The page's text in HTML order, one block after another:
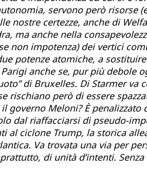
servono però risorse
nostre certezze, anche di
ma anche nella
non impotenza) dei vertici
potenze atomiche, a
anche se, pur più debole
di Bruxelles. Di Starmer va
rischiano però di essere
Meloni? È
dal riaffacciarsi di pseudo-
ciclone Trump, la storica
Va trovata una via per
di unità d’intenti.